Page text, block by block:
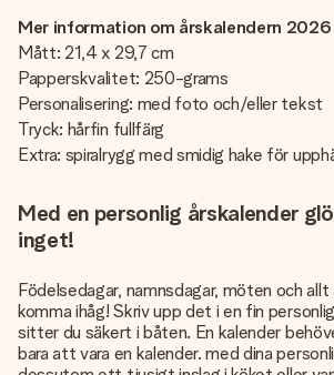
Mer information om årskalendern 2026
Mått: 21,4 x 29,7 cm
Papperskvalitet: 250-grams
Personalisering: med foto och/eller tekst
Tryck: hårfin fullfärg
Extra: spiralrygg med smidig hake för
Med en personlig årskalender
inget!
Födelsedagar, namnsdagar, möten och
komma ihåg! Skriv upp det i en fin
sitter du säkert i båten. En kalender
bara att vara en kalender. med dina